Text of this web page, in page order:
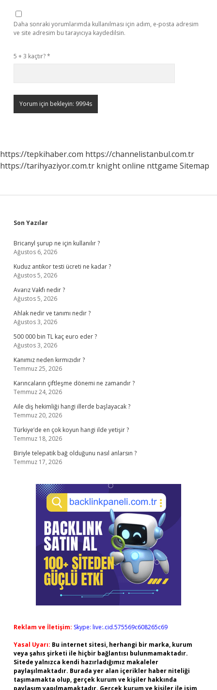
Daha sonraki yorumlarımda kullanılması için adım, e-posta adresim
ve site adresim bu tarayıcıya kaydedilsin.
5 + 3 kaçtır?*
https://tepkihaber.com https://channelistanbul.com.tr
https://tarihyaziyor.com.tr knight online nttgame Sitemap
Sidebar
Son Yazılar
Bricanyl şurup ne için kullanılır ?
Ağustos 6, 2026
Kuduz antikor testi ücreti ne kadar ?
Ağustos 5, 2026
Avarız Vakfı nedir ?
Ağustos 5, 2026
Ahlak nedir ve tanımı nedir ?
Ağustos 3, 2026
500 000 bin TL kaç euro eder ?
Ağustos 3, 2026
Kanımız neden kırmızıdır ?
Temmuz 25, 2026
Karıncaların çiftleşme dönemi ne zamandır ?
Temmuz 24, 2026
Aile diş hekimliği hangi illerde başlayacak ?
Temmuz 20, 2026
Türkiye’de en çok koyun hangi ilde yetişir ?
Temmuz 18, 2026
Biriyle telepatik bağ olduğunu nasıl anlarsın ?
Temmuz 17, 2026
Reklam ve İletişim: Skype: live:.cid.575569c608265c69
Yasal Uyarı: Bu internet sitesi, herhangi bir marka, kurum
veya şahıs şirketi ile hiçbir bağlantısı bulunmamaktadır.
Sitede yalnızca kendi hazırladığımız makaleler
paylaşılmaktadır. Burada yer alan içerikler haber niteliği
taşımamakta olup, gerçek kurum ve kişiler hakkında
paylaşım yapılmamaktadır. Gerçek kurum ve kişiler ile isim